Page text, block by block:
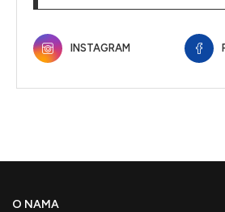
INSTAGRAM
O NAMA